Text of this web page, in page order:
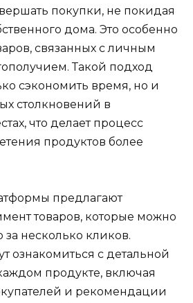
покупки, не покидая
дома. Это особенно
связанных с личным
Такой подход
сэкономить время, но и
столкновений в
что делает процесс
продуктов более
предлагают
товаров, которые можно
за несколько кликов.
ознакомиться с детальной
продукте, включая
и рекомендации